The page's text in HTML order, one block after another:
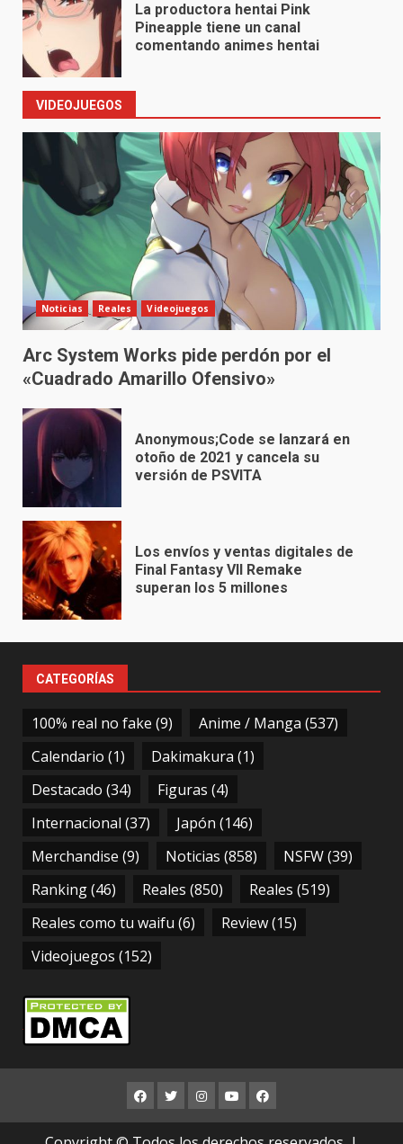
La productora hentai Pink
Pineapple tiene un canal
comentando animes hentai
VIDEOJUEGOS
Noticias Reales Videojuegos
Arc System Works pide perdón por el
«Cuadrado Amarillo Ofensivo»
Anonymous;Code se lanzará en
otoño de 2021 y cancela su
versión de PSVITA
Los envíos y ventas digitales de
Final Fantasy VII Remake
superan los 5 millones
CATEGORÍAS
100% real no fake (9) Anime / Manga (537)
Calendario (1) Dakimakura (1)
Destacado (34) Figuras (4)
Internacional (37) Japón (146)
Merchandise (9) Noticias (858) NSFW(39)
Ranking(46) Reales (850) Reales (519)
Reales como tu waifu (6) Review(15)
Videojuegos (152)
FB TWITTER
INSTAGRAM
YOUTUBE
FB
RESPALDO